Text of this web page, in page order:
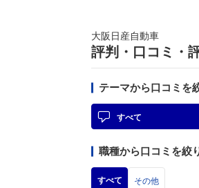
大阪日産自動車
評判・口コミ・
テーマから口コミを
すべて
職種から口コミを絞
すべて その他